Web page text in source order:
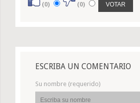
(0) (0)
ESCRIBA UN COMENTARIO
Su nombre (requerido)